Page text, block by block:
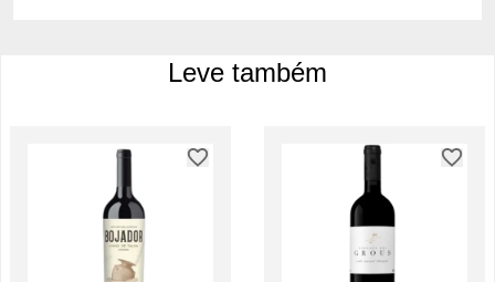
Leve também